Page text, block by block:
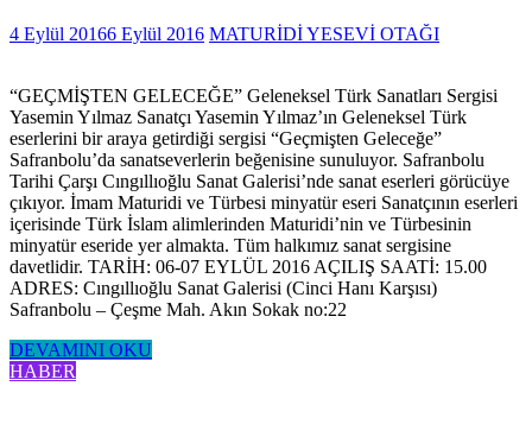
4 Eylül 20166 Eylül 2016 MATURİDİ YESEVİ OTAĞI
“GEÇMİŞTEN GELECEĞE” Geleneksel Türk Sanatları Sergisi
Yasemin Yılmaz Sanatçı Yasemin Yılmaz’ın Geleneksel Türk
eserlerini bir araya getirdiği sergisi “Geçmişten Geleceğe”
Safranbolu’da sanatseverlerin beğenisine sunuluyor. Safranbolu
Tarihi Çarşı Cıngıllıoğlu Sanat Galerisi’nde sanat eserleri görücüye
çıkıyor. İmam Maturidi ve Türbesi minyatür eseri Sanatçının eserleri
içerisinde Türk İslam alimlerinden Maturidi’nin ve Türbesinin
minyatür eseride yer almakta. Tüm halkımız sanat sergisine
davetlidir. TARİH: 06-07 EYLÜL 2016 AÇILIŞ SAATİ: 15.00
ADRES: Cıngıllıoğlu Sanat Galerisi (Cinci Hanı Karşısı)
Safranbolu – Çeşme Mah. Akın Sokak no:22
DEVAMINI OKU
HABER